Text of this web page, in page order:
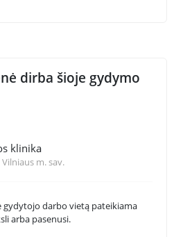
dirba šioje gydymo
klinika
m. sav.
gydytojo darbo vietą pateikiama
arba pasenusi.